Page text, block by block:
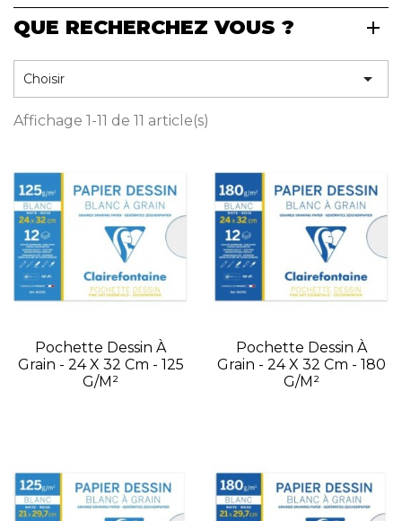
RETROUVEZ NOS COLLECTIONS
Toutes les collections
QUE RECHERCHEZ VOUS ?
Choisir 
Affichage 1-11 de 11 article(s)
Pochette Dessin À
Grain - 24 X 32 Cm - 125
G/m²
Pochette Dessin À
Grain - 24 X 32 Cm - 180
G/m²